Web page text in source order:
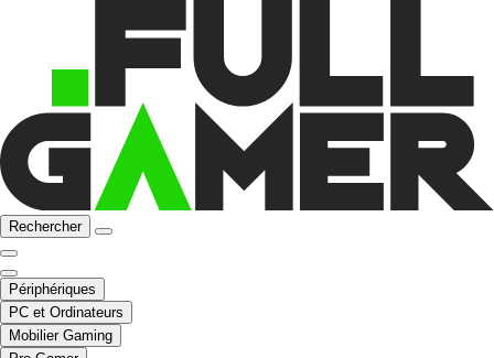
Rechercher
Périphériques
PC et Ordinateurs
Mobilier Gaming